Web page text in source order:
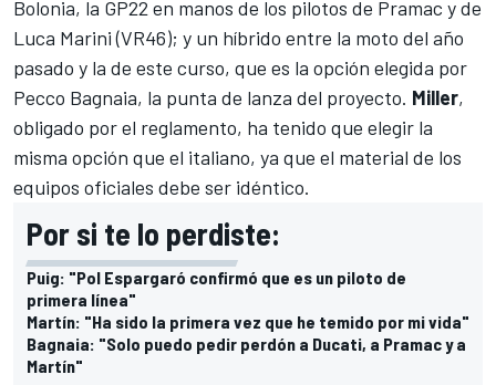
Bolonia, la GP22 en manos de los pilotos de Pramac y de
Luca Marini(VR46); y un híbrido entre la moto del año
pasado y la de este curso, que es la opción elegida por
Pecco Bagnaia, la punta de lanza del proyecto. Miller,
obligado por el reglamento, ha tenido que elegir la
misma opción que el italiano, ya que el material de los
equipos oficiales debe ser idéntico.
Por si te lo perdiste:
Puig: "Pol Espargaró confirmó que es un piloto de
primera línea"
Martín: "Ha sido la primera vez que he temido por mi vida"
Bagnaia: "Solo puedo pedir perdón a Ducati, a Pramac y a
Martín"